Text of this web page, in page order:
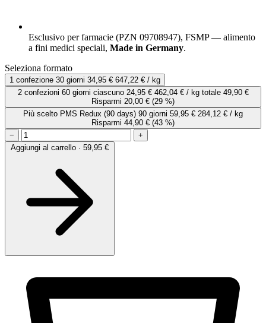
Esclusivo per farmacie (PZN 09708947), FSMP — alimento
a fini medici speciali, Made in Germany.
Seleziona formato
1 confezione 30 giorni 34,95 € 647,22 € / kg
2 confezioni 60 giorni ciascuno 24,95 € 462,04 € / kg totale 49,90 €
Risparmi 20,00 € (29 %)
Più scelto PMS Redux (90 days) 90 giorni 59,95 € 284,12 € / kg
Risparmi 44,90 € (43 %)
−
+
Aggiungi al carrello · 59,95 €